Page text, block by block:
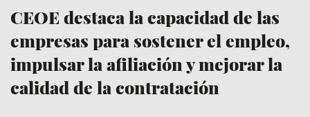
CEOE destaca la capacidad de las
empresas para sostener el empleo,
impulsar la afiliación y mejorar la
calidad de la contratación